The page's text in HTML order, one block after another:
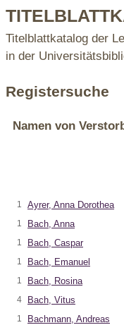
Titelblattkatalog der
in der
Registersuche
Namen von
1 Ayrer, Anna Dorothea
1 Bach, Anna
1 Bach, Caspar
1 Bach, Emanuel
1 Bach, Rosina
4 Bach, Vitus
1 Bachmann, Andreas